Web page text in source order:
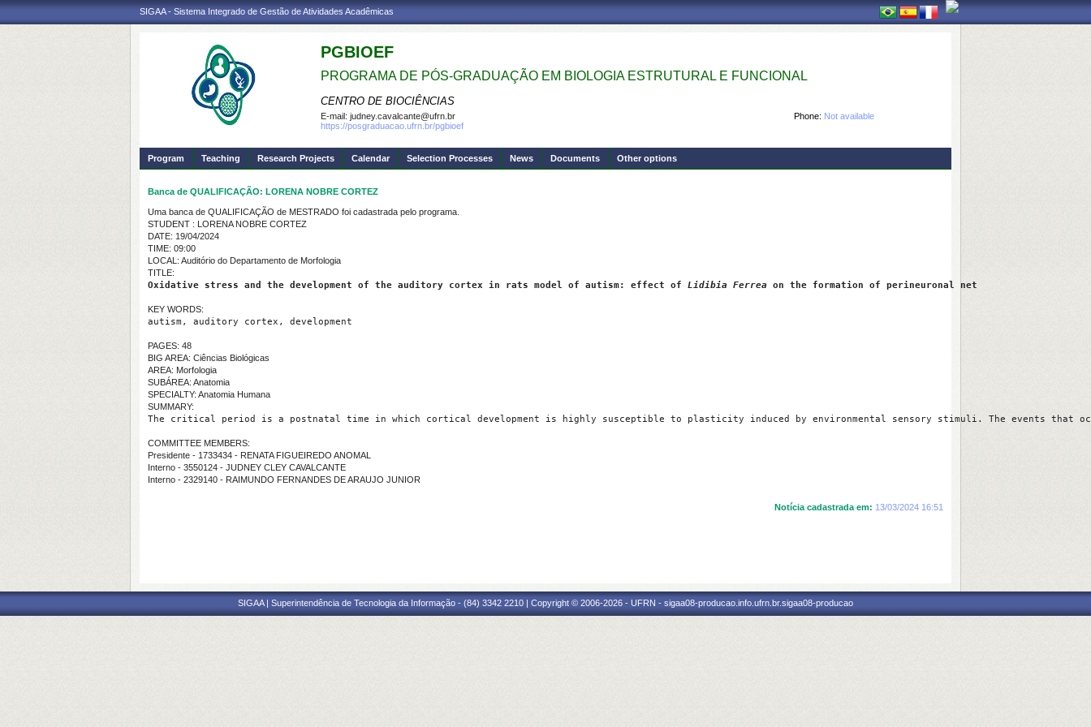
SIGAA - Sistema Integrado de Gestão de Atividades Acadêmicas
PGBIOEF
PROGRAMA DE PÓS-GRADUAÇÃO EM BIOLOGIA ESTRUTURAL E FUNCIONAL
CENTRO DE BIOCIÊNCIAS
Phone: Not available
E-mail: judney.cavalcante@ufrn.br
https://posgraduacao.ufrn.br/pgbioef
Program Teaching Research Projects Calendar Selection Processes News Documents Other options
Banca de QUALIFICAÇÃO: LORENA NOBRE CORTEZ
Uma banca de QUALIFICAÇÃO de MESTRADO foi cadastrada pelo programa.
STUDENT : LORENA NOBRE CORTEZ
DATE: 19/04/2024
TIME: 09:00
LOCAL: Auditório do Departamento de Morfologia
TITLE:
Oxidative stress and the development of the auditory cortex in rats model of autism: effect of Lidibia Ferrea on the formation of perineuronal net
KEY WORDS:
autism, auditory cortex, development
PAGES: 48
BIG AREA: Ciências Biológicas
AREA: Morfologia
SUBÁREA: Anatomia
SPECIALTY: Anatomia Humana
SUMMARY:
The critical period is a postnatal time in which cortical development is highly susceptible to plasticity induced by environmental sensory stimuli. The events
COMMITTEE MEMBERS:
Presidente - 1733434 - RENATA FIGUEIREDO ANOMAL
Interno - 3550124 - JUDNEY CLEY CAVALCANTE
Interno - 2329140 - RAIMUNDO FERNANDES DE ARAUJO JUNIOR
Notícia cadastrada em: 13/03/2024 16:51
SIGAA | Superintendência de Tecnologia da Informação - (84) 3342 2210 | Copyright © 2006-2026 - UFRN - sigaa08-producao.info.ufrn.br.sigaa08-producao